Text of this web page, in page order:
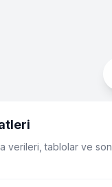
verileri, tablolar ve son